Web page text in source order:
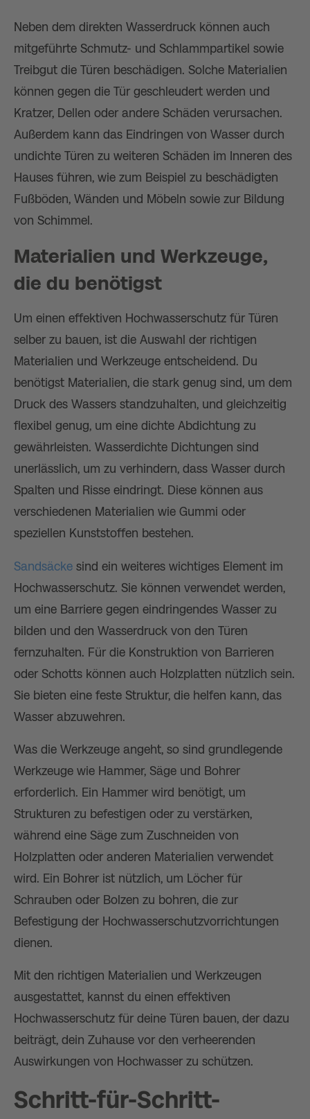
Neben dem direkten Wasserdruck können auch
mitgeführte Schmutz- und Schlammpartikel sowie
Treibgut die Türen beschädigen. Solche Materialien
können gegen die Tür geschleudert werden und
Kratzer, Dellen oder andere Schäden verursachen.
Außerdem kann das Eindringen von Wasser durch
undichte Türen zu weiteren Schäden im Inneren des
Hauses führen, wie zum Beispiel zu beschädigten
Fußböden, Wänden und Möbeln sowie zur Bildung
von Schimmel.
Materialien und Werkzeuge,
die du benötigst
Um einen effektiven Hochwasserschutz für Türen
selber zu bauen, ist die Auswahl der richtigen
Materialien und Werkzeuge entscheidend. Du
benötigst Materialien, die stark genug sind, um dem
Druck des Wassers standzuhalten, und gleichzeitig
flexibel genug, um eine dichte Abdichtung zu
gewährleisten. Wasserdichte Dichtungen sind
unerlässlich, um zu verhindern, dass Wasser durch
Spalten und Risse eindringt. Diese können aus
verschiedenen Materialien wie Gummi oder
speziellen Kunststoffen bestehen.
Sandsäcke sind ein weiteres wichtiges Element im
Hochwasserschutz. Sie können verwendet werden,
um eine Barriere gegen eindringendes Wasser zu
bilden und den Wasserdruck von den Türen
fernzuhalten. Für die Konstruktion von Barrieren
oder Schotts können auch Holzplatten nützlich sein.
Sie bieten eine feste Struktur, die helfen kann, das
Wasser abzuwehren.
Was die Werkzeuge angeht, so sind grundlegende
Werkzeuge wie Hammer, Säge und Bohrer
erforderlich. Ein Hammer wird benötigt, um
Strukturen zu befestigen oder zu verstärken,
während eine Säge zum Zuschneiden von
Holzplatten oder anderen Materialien verwendet
wird. Ein Bohrer ist nützlich, um Löcher für
Schrauben oder Bolzen zu bohren, die zur
Befestigung der Hochwasserschutzvorrichtungen
dienen.
Mit den richtigen Materialien und Werkzeugen
ausgestattet, kannst du einen effektiven
Hochwasserschutz für deine Türen bauen, der dazu
beiträgt, dein Zuhause vor den verheerenden
Auswirkungen von Hochwasser zu schützen.
Schritt-für-Schritt-